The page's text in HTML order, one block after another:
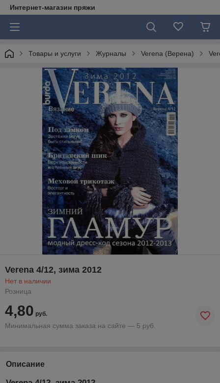
Интернет-магазин пряжи
Товары и услуги Журналы Verena (Верена)
Verena 4/12, зима 2012
Нет в наличии
Розница
4,80 руб.
Минимальная сумма заказа на сайте — 5 руб.
Описание